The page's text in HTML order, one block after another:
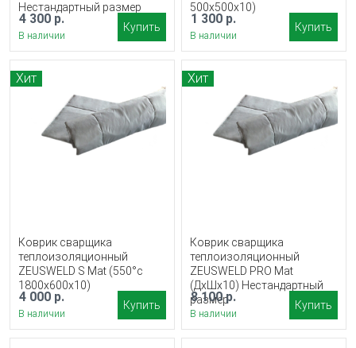
Нестандартный размер
4 300 р.
В наличии
Купить
500x500х10)
1 300 р.
В наличии
Купить
Хит
Коврик сварщика
теплоизоляционный
ZEUSWELD S Mat (550°с
1800x600х10)
4 000 р.
В наличии
Купить
Хит
Коврик сварщика
теплоизоляционный
ZEUSWELD PRO Mat
(ДxШх10) Нестандартный
размер
8 100 р.
В наличии
Купить